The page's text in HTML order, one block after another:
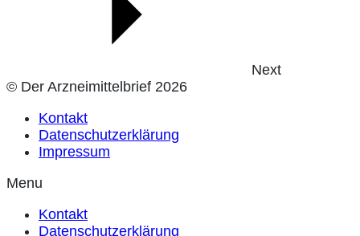
Next
© Der Arzneimittelbrief 2026
Kontakt
Datenschutzerklärung
Impressum
Menu
Kontakt
Datenschutzerklärung